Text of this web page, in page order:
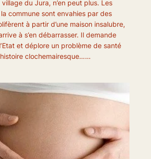
du Jura, n’en peut plus. Les
commune sont envahies par des
à partir d’une maison insalubre,
à s’en débarrasser. Il demande
et déplore un problème de santé
clochemairesque……